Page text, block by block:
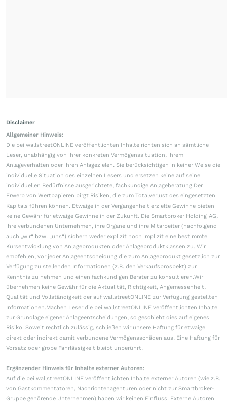
Disclaimer
Allgemeiner Hinweis:
Die bei wallstreetONLINE veröffentlichten Inhalte richten sich an sämtliche
Leser, unabhängig von ihrer konkreten Vermögenssituation, ihrem
Anlageverhalten oder ihren Anlagezielen. Sie berücksichtigen in keiner Weise die
individuelle Situation des einzelnen Lesers und ersetzen keine auf seine
individuellen Bedürfnisse ausgerichtete, fachkundige Anlageberatung.Der
Erwerb von Wertpapieren birgt Risiken, die zum Totalverlust des eingesetzten
Kapitals führen können. Etwaige in der Vergangenheit erzielte Gewinne bieten
keine Gewähr für etwaige Gewinne in der Zukunft. Die Smartbroker Holding AG,
ihre verbundenen Unternehmen, ihre Organe und ihre Mitarbeiter (nachfolgend
auch „wir“ bzw. „uns“) sichern weder explizit noch implizit eine bestimmte
Kursentwicklung von Anlageprodukten oder Anlageproduktklassen zu. Wir
empfehlen, vor jeder Anlageentscheidung die zum Anlageprodukt gesetzlich zur
Verfügung zu stellenden Informationen (z.B. den Verkaufsprospekt) zur
Kenntnis zu nehmen und einen fachkundigen Berater zu konsultieren.Wir
übernehmen keine Gewähr für die Aktualität, Richtigkeit, Angemessenheit,
Qualität und Vollständigkeit der auf wallstreetONLINE zur Verfügung gestellten
Informationen.Machen Leser die bei wallstreetONLINE veröffentlichten Inhalte
zur Grundlage eigener Anlageentscheidungen, so geschieht dies auf eigenes
Risiko. Soweit rechtlich zulässig, schließen wir unsere Haftung für etwaige
direkt oder indirekt damit verbundene Vermögensschäden aus. Eine Haftung für
Vorsatz oder grobe Fahrlässigkeit bleibt unberührt.
Ergänzender Hinweis für Inhalte externer Autoren:
Auf die bei wallstreetONLINE veröffentlichten Inhalte externer Autoren (wie z.B.
von Gastkommentatoren, Nachrichtenagenturen oder nicht zur Smartbroker-
Gruppe gehörende Unternehmen) haben wir keinen Einfluss. Externe Autoren